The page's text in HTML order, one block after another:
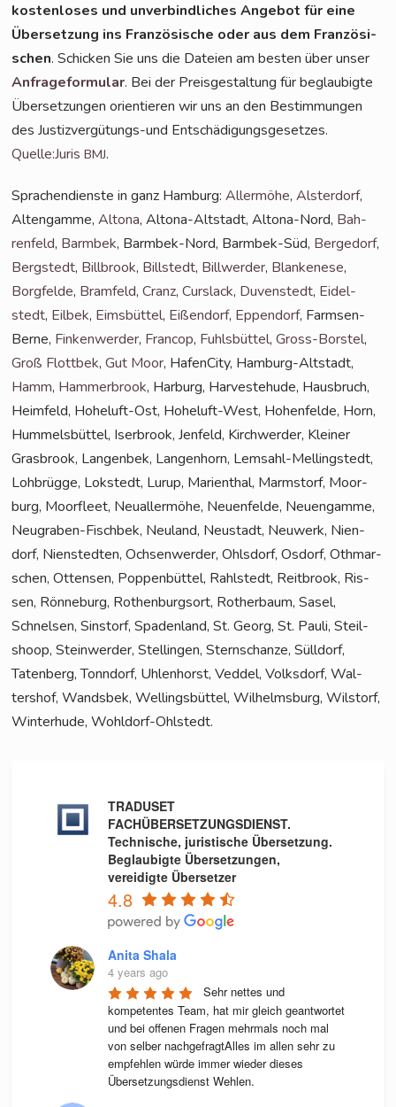
kos­ten­lo­ses und unver­bind­li­ches Ange­bot für eine
Über­set­zung ins Fran­zö­si­sche oder aus dem Fran­zö­si­
schen. Schi­cken Sie uns die Datei­en am bes­ten über unser
Anfra­ge­for­mu­lar. Bei der Preis­ge­stal­tung für beglau­big­te
Über­set­zun­gen ori­en­tie­ren wir uns an den Bestim­mun­gen
des Jus­tiz­ver­gü­tungs-und Ent­schä­di­gungs­ge­set­zes.
Quelle:JurisBMJ.
Spra­chen­diens­te in ganz Ham­burg:Aller­mö­he,Als­ter­dorf,
Alten­gam­me,Alto­na, Alto­na-Alt­stadt, Alto­na-Nord, Bah­
ren­feld, Barm­bek, Barm­bek-Nord, Barm­bek-Süd, Ber­ge­dorf,
Berg­stedt, Bill­brook, Bill­stedt, Bill­wer­der, Blan­ke­ne­se,
Borg­fel­de, Bramfeld,Cranz,Curs­lack, Duven­stedt, Eidel­
stedt, Eil­bek, Eims­büt­tel, Eißen­dorf, Eppen­dorf, Farm­sen-
Ber­ne, Fin­ken­wer­der, Fran­cop, Fuhls­büt­tel,Gross-Bors­tel,
Groß Flott­bek,Gut Moor, Hafen­Ci­ty, Ham­burg-Alt­stadt,
Hamm, Ham­mer­brook, Har­burg, Har­ve­ste­hu­de, Haus­bruch,
Heim­feld, Hohe­luft-Ost, Hohe­luft-West, Hohen­fel­de, Horn,
Hum­mels­büt­tel, Iser­brook, Jen­feld, Kirch­wer­der, Klei­ner
Gras­brook, Lan­gen­bek, Lan­gen­horn, Lem­sahl-Mel­ling­s­tedt,
Loh­brüg­ge, Lok­stedt, Lurup, Mari­en­thal, Marmstorf, Moor­
burg, Moor­fleet, Neu­al­ler­mö­he, Neu­en­fel­de, Neu­en­gam­me,
Neu­gra­ben-Fisch­bek, Neu­land, Neu­stadt, Neu­werk, Nien­
dorf, Nien­sted­ten, Och­sen­wer­der, Ohls­dorf, Osdorf, Oth­mar­
schen, Otten­sen, Pop­pen­büt­tel, Rahl­stedt, Reit­brook, Ris­
sen, Rön­ne­burg, Rothen­burg­sort, Rother­baum, Sasel,
Schnel­sen, Sinstorf, Spa­den­land, St. Georg, St. Pau­li, Steil­
shoop, Stein­wer­der, Stel­lin­gen, Stern­schan­ze, Süll­dorf,
Taten­berg, Tonn­dorf, Uhlen­horst, Ved­del, Volks­dorf, Wal­
ters­hof, Wands­bek, Wel­lings­büt­tel, Wil­helms­burg, Wilstorf,
Win­ter­hu­de, Wohldorf-Ohlstedt.
TRADUSET
FACHÜBERSETZUNGSDIENST.
Technische, juristische Übersetzung.
Beglaubigte Übersetzungen,
vereidigte Übersetzer
4.8
Anita Shala
4 years ago
Sehr nettes und
kompetentes Team, hat mir gleich geantwortet
und bei offenen Fragen mehrmals noch mal
von selber nachgefragtAlles im allen sehr zu
empfehlen würde immer wieder dieses
Übersetzungsdienst Wehlen.